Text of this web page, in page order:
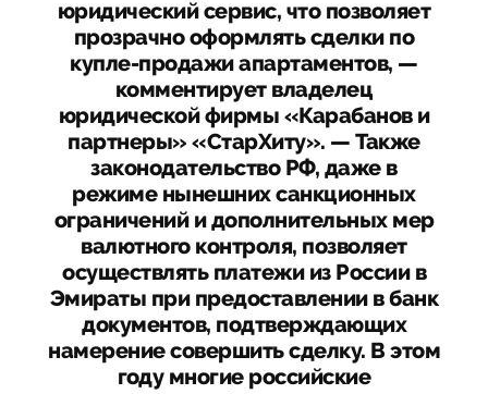
юридический сервис, что позволяет
прозрачно оформлять сделки по
купле-продажи апартаментов, —
комментирует владелец
юридической фирмы «Карабанов и
партнеры» «СтарХиту». — Также
законодательство РФ, даже в
режиме нынешних санкционных
ограничений и дополнительных мер
валютного контроля, позволяет
осуществлять платежи из России в
Эмираты при предоставлении в банк
документов, подтверждающих
намерение совершить сделку. В этом
году многие российские